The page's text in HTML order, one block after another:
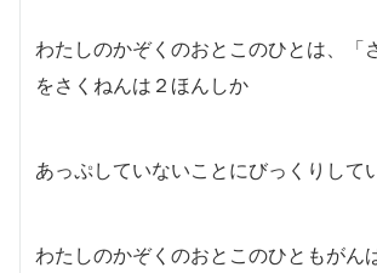
わたしのかぞくのおとこのひとは、「
をさくねんは２ほんしか
あっぷしていないことにびっくりして
わたしのかぞくのおとこのひともがん